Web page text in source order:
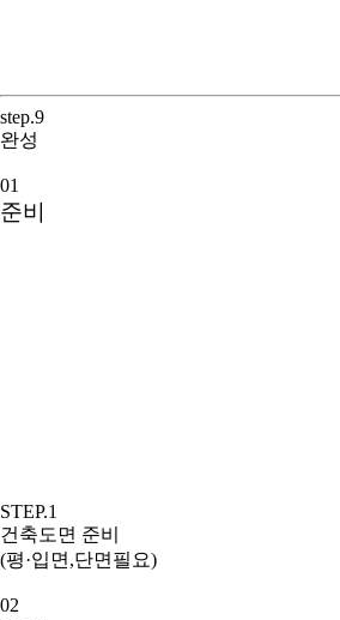
step.9
완성
01
준비
STEP.1
건축도면 준비
(평·입면,단면필요)
02